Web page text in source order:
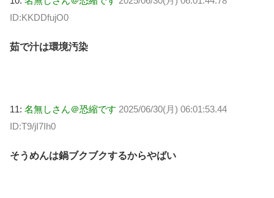
ID:KKDDfujO0
茹で汁は環境汚染
11: 名無しさん＠恐縮です 2025/06/30(月) 06:01:53.44
ID:T9/jI7Ih0
そうめんは鍋ブクブクするからやばい